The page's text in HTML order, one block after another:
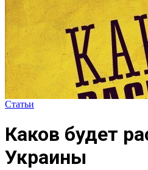
Статьи
Каков будет
Украины